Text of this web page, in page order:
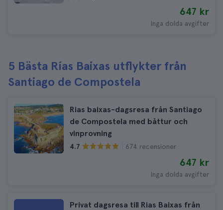
647 kr
Inga dolda avgifter
5 Bästa Rías Baixas utflykter från
Santiago de Compostela
Rias baixas-dagsresa från Santiago
de Compostela med båttur och
vinprovning
4.7 674 recensioner
647 kr
Inga dolda avgifter
Privat dagsresa till Rias Baixas från